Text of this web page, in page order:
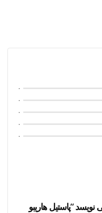
۰
۰
۰
۰
۰
“پاستیل هاریبو